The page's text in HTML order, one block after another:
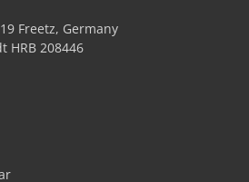
Freetz, Germany
HRB 208446